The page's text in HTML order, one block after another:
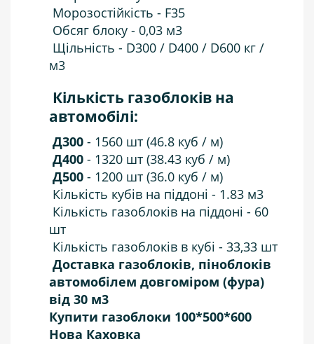
Морозостійкість - F35
Обсяг блоку - 0,03 м3
Щільність - D300 / D400 / D600 кг /
м3
Кількість газоблоків на
автомобілі:
Д300 - 1560 шт (46.8 куб / м)
Д400 - 1320 шт (38.43 куб / м)
Д500 - 1200 шт (36.0 куб / м)
Кількість кубів на піддоні - 1.83 м3
Кількість газоблоків на піддоні - 60
шт
Кількість газоблоків в кубі - 33,33 шт
Доставка газоблоків, піноблоків
автомобілем довгоміром (фура)
від 30 м3
Купити газоблоки 100*500*600
Нова Каховка